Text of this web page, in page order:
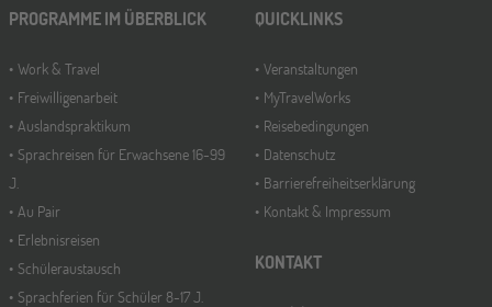
PROGRAMME IM ÜBERBLICK
Work & Travel
Freiwilligenarbeit
Auslandspraktikum
Sprachreisen für Erwachsene 16-99
J.
Au Pair
Erlebnisreisen
Schüleraustausch
Sprachferien für Schüler 8-17 J.
QUICKLINKS
Veranstaltungen
MyTravelWorks
Reisebedingungen
Datenschutz
Barrierefreiheitserklärung
Kontakt & Impressum
KONTAKT